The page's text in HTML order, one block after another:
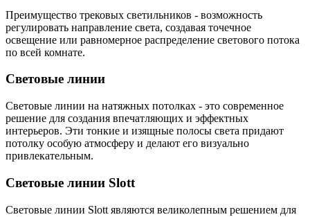
Преимущество трековых светильников - возможность
регулировать направление света, создавая точечное
освещение или равномерное распределение светового потока
по всей комнате.
Световые линии
Световые линии на натяжных потолках - это современное
решение для создания впечатляющих и эффектных
интерьеров. Эти тонкие и изящные полосы света придают
потолку особую атмосферу и делают его визуально
привлекательным.
Световые линии Slott
Световые линии Slott являются великолепным решением для